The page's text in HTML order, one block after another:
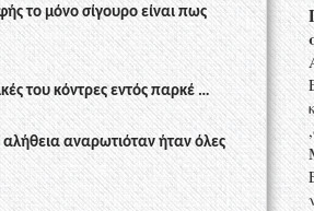
το μόνο σίγουρο είναι πως
του κόντρες εντός παρκέ …
αναρωτιόταν ήταν όλες